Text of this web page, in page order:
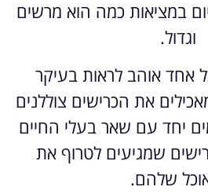
במציאות כמה הוא מרשים
וגדול.
אחד אוהב לראות בעיקר
את הכרישים צוללנים
יחד עם שאר בעלי החיים
שמגיעים לטרוף את
שלהם.